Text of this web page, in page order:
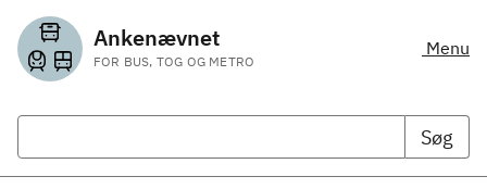
Ankenævnet
FOR BUS, TOG OG METRO
Menu
Søg